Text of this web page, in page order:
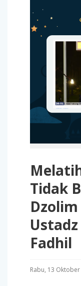
Tidak
Fadhil
Rabu, 13 Oktober